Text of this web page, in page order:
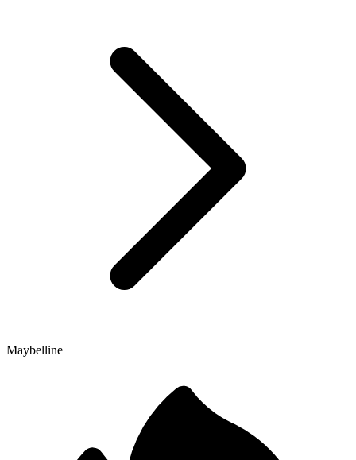
Maybelline